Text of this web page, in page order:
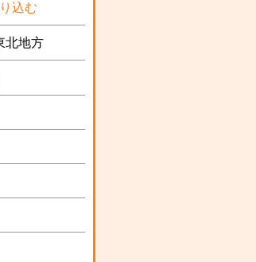
込む
北地方